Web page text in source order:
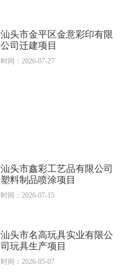
汕头市金平区金意彩印有限
公司迁建项目
时间：2026-07-27
汕头市鑫彩工艺品有限公司
塑料制品喷涂项目
时间：2026-07-15
汕头市名高玩具实业有限公
司玩具生产项目
时间：2026-05-07